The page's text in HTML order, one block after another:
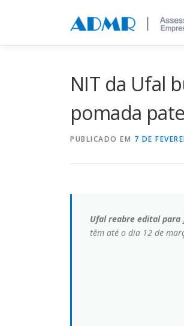
NIT da Ufal
pomada
PUBLICADO EM 7 DE
Ufal reabre edital para
têm até o dia 12 de